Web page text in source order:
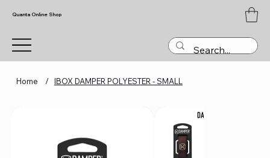
Quanta Online Shop
Home / IBOX DAMPER POLYESTER - SMALL